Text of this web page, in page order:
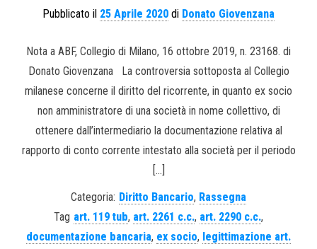
Pubblicato il 25 Aprile 2020 di Donato Giovenzana
Nota a ABF, Collegio di Milano, 16 ottobre 2019, n. 23168. di
Donato Giovenzana La controversia sottoposta al Collegio
milanese concerne il diritto del ricorrente, in quanto ex socio
non amministratore di una società in nome collettivo, di
ottenere dall’intermediario la documentazione relativa al
rapporto di conto corrente intestato alla società per il periodo
[…]
Categoria: Diritto Bancario, Rassegna
Tag art. 119 tub, art. 2261 c.c., art. 2290 c.c.,
documentazione bancaria, ex socio, legittimazione art.